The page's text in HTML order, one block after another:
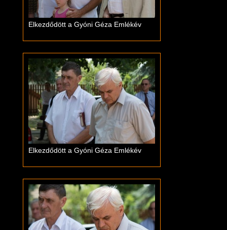
Elkezdődött a Gyóni Géza Emlékév
Elkezdődött a Gyóni Géza Emlékév